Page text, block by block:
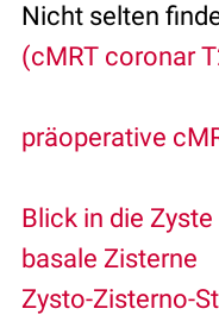
Nicht selten
(cMRT coronar
präoperative
Blick in die Zyste
basale Zisterne
Zysto-Zisterno-